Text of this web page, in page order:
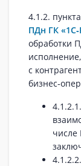
4.1.2.
ПДн ГК
обработки
с
числе